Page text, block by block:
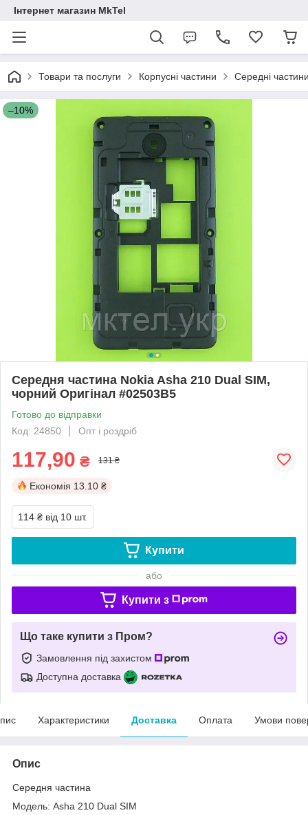
Інтернет магазин MkTel
Товари та послуги Корпусні частини Середні
–10%
Середня частина Nokia Asha 210 Dual SIM,
чорний Оригінал #02503B5
Готово до відправки
Код: 24850
Опт і роздріб
117,90 ₴ 131 ₴
Економія 13.10 ₴
114 ₴ від 10 шт.
Купити
або
Купити з
Що таке купити з Пром?
Замовлення під захистом
Доступна доставка
Характеристики Доставка Оплата Умови
Опис
Середня частина
Модель: Asha 210 Dual SIM